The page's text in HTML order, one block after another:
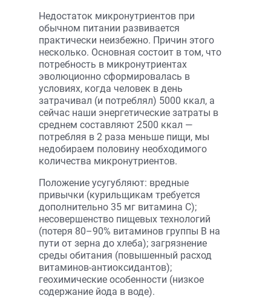
Недостаток микронутриентов при
обычном питании развивается
практически неизбежно. Причин этого
несколько. Основная состоит в том, что
потребность в микронутриентах
эволюционно сформировалась в
условиях, когда человек в день
затрачивал (и потреблял) 5000 ккал, а
сейчас наши энергетические затраты в
среднем составляют 2500 ккал —
потребляя в 2 раза меньше пищи, мы
недобираем половину необходимого
количества микронутриентов.
Положение усугубляют: вредные
привычки (курильщикам требуется
дополнительно 35 мг витамина С);
несовершенство пищевых технологий
(потеря 80–90% витаминов группы В на
пути от зерна до хлеба); загрязнение
среды обитания (повышенный расход
витаминов-антиоксидантов);
геохимические особенности (низкое
содержание йода в воде).